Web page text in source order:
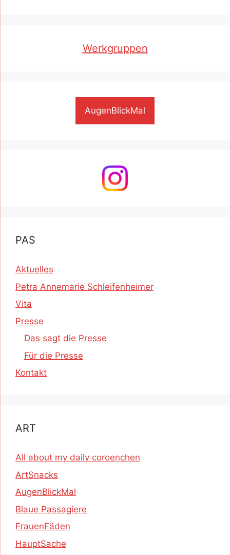
Werkgruppen
AugenBlickMal
PAS
Aktuelles
Petra Annemarie Schleifenheimer
Vita
Presse
Das sagt die Presse
Für die Presse
Kontakt
ART
All about my daily coroenchen
ArtSnacks
AugenBlickMal
Blaue Passagiere
FrauenFäden
HauptSache